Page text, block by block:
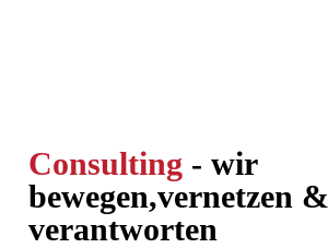
Consulting - wir
bewegen,vernetzen &
verantworten